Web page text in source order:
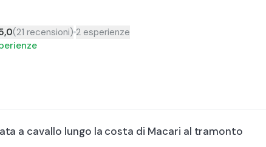
(21 recensioni) 2 esperienze
a cavallo lungo la costa di Macari al tramonto